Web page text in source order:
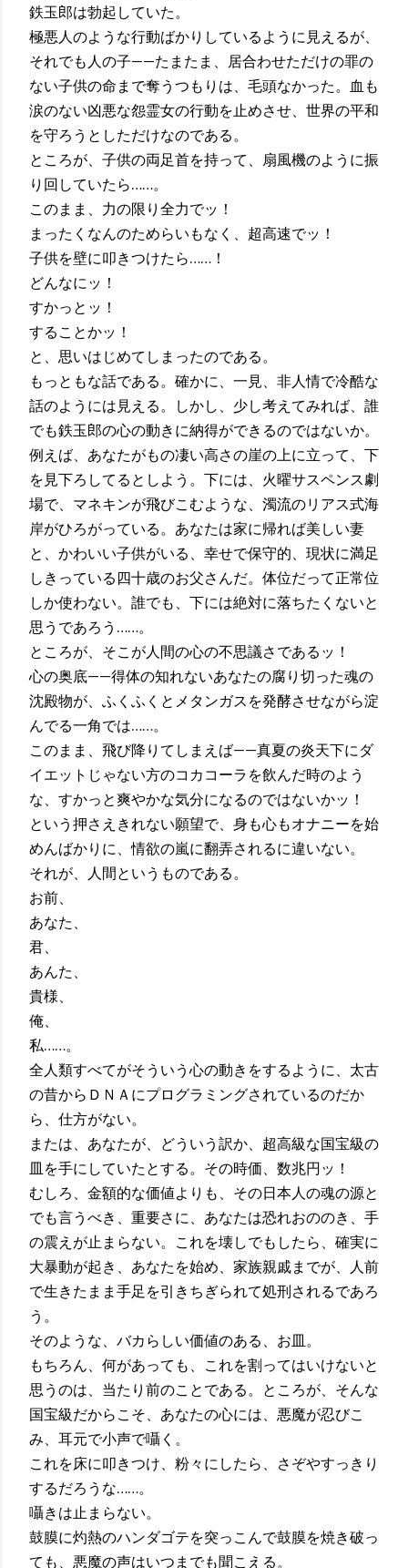
鉄玉郎は勃起していた。
極悪人のような行動ばかりしているように見えるが、
それでも人の子——たまたま、居合わせただけの罪の
ない子供の命まで奪うつもりは、毛頭なかった。血も
涙のない凶悪な怨霊女の行動を止めさせ、世界の平和
を守ろうとしただけなのである。
ところが、子供の両足首を持って、扇風機のように振
り回していたら……。
このまま、力の限り全力でッ！
まったくなんのためらいもなく、超高速でッ！
子供を壁に叩きつけたら……！
どんなにッ！
すかっとッ！
することかッ！
と、思いはじめてしまったのである。
もっともな話である。確かに、一見、非人情で冷酷な
話のようには見える。しかし、少し考えてみれば、誰
でも鉄玉郎の心の動きに納得ができるのではないか。
例えば、あなたがもの凄い高さの崖の上に立って、下
を見下ろしてるとしよう。下には、火曜サスペンス劇
場で、マネキンが飛びこむような、濁流のリアス式海
岸がひろがっている。あなたは家に帰れば美しい妻
と、かわいい子供がいる、幸せで保守的、現状に満足
しきっている四十歳のお父さんだ。体位だって正常位
しか使わない。誰でも、下には絶対に落ちたくないと
思うであろう……。
ところが、そこが人間の心の不思議さであるッ！
心の奥底——得体の知れないあなたの腐り切った魂の
沈殿物が、ふくふくとメタンガスを発酵させながら淀
んでる一角では……。
このまま、飛び降りてしまえば——真夏の炎天下にダ
イエットじゃない方のコカコーラを飲んだ時のよう
な、すかっと爽やかな気分になるのではないかッ！
という押さえきれない願望で、身も心もオナニーを始
めんばかりに、情欲の嵐に翻弄されるに違いない。
それが、人間というものである。
お前、
あなた、
君、
あんた、
貴様、
俺、
私……。
全人類すべてがそういう心の動きをするように、太古
の昔からＤＮＡにプログラミングされているのだか
ら、仕方がない。
または、あなたが、どういう訳か、超高級な国宝級の
皿を手にしていたとする。その時価、数兆円ッ！
むしろ、金額的な価値よりも、その日本人の魂の源と
でも言うべき、重要さに、あなたは恐れおののき、手
の震えが止まらない。これを壊しでもしたら、確実に
大暴動が起き、あなたを始め、家族親戚までが、人前
で生きたまま手足を引きちぎられて処刑されるであろ
う。
そのような、バカらしい価値のある、お皿。
もちろん、何があっても、これを割ってはいけないと
思うのは、当たり前のことである。ところが、そんな
国宝級だからこそ、あなたの心には、悪魔が忍びこ
み、耳元で小声で囁く。
これを床に叩きつけ、粉々にしたら、さぞやすっきり
するだろうな……。
囁きは止まらない。
鼓膜に灼熱のハンダゴテを突っこんで鼓膜を焼き破っ
ても、悪魔の声はいつまでも聞こえる。